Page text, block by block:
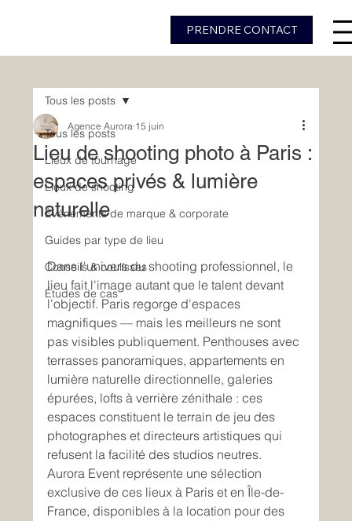
PRENDRE CONTACT
Tous les posts
Lieux de tournage
Lieux de shooting
Événements de marque & corporate
Guides par type de lieu
Conseils & coulisses
Études de cas
Tous les posts
Lieu de shooting photo à Paris :
espaces privés & lumière
naturelle
Agence Aurora 15 juin
Dans l'univers du shooting professionnel, le
lieu fait l'image autant que le talent devant
l'objectif. Paris regorge d'espaces
magnifiques — mais les meilleurs ne sont
pas visibles publiquement. Penthouses avec
terrasses panoramiques, appartements en
lumière naturelle directionnelle, galeries
épurées, lofts à verrière zénithale : ces
espaces constituent le terrain de jeu des
photographes et directeurs artistiques qui
refusent la facilité des studios neutres.
Aurora Event représente une sélection
exclusive de ces lieux à Paris et en Île-de-
France, disponibles à la location pour des